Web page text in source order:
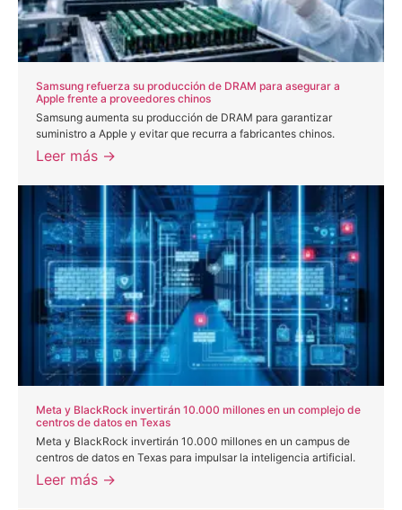
Samsung refuerza su producción de DRAM para asegurar a
Apple frente a proveedores chinos
Samsung aumenta su producción de DRAM para garantizar
suministro a Apple y evitar que recurra a fabricantes chinos.
Leer más →
Meta y BlackRock invertirán 10.000 millones en un complejo de
centros de datos en Texas
Meta y BlackRock invertirán 10.000 millones en un campus de
centros de datos en Texas para impulsar la inteligencia artificial.
Leer más →